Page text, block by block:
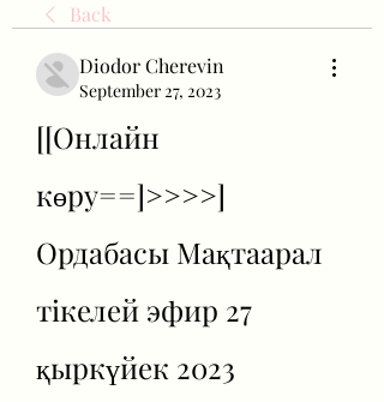
Back
Diodor Cherevin
September 27, 2023
[[Онлайн
көру==]>>>>]
Ордабасы Мақтаарал
тікелей эфир 27
қыркүйек 2023